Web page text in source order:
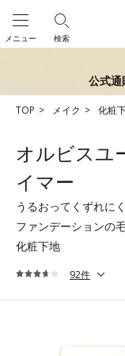
検索
メニュー
公式通
TOP メイク 化粧
オルビスユ
イマー
うるおってくずれに
ファンデーションの
化粧下地
92件